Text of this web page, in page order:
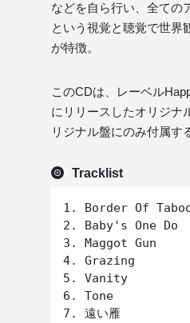
などを自ら行い、全ての
という視覚と聴覚で世界
が特徴。
このCDは、レーベル
にリリースしたオリジナ
リジナル盤にのみ付属す
Tracklist
1. Border Of
2. Baby's One Do
3. Maggot Gun
4. Grazing
5. Vanity
6. Tone
7. 遠い雁